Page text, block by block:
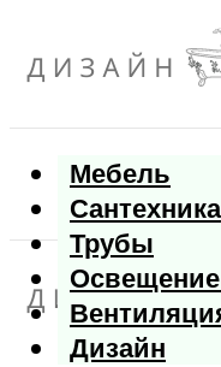
Мебель
Сантехника
Трубы
Освещение
Дизайн